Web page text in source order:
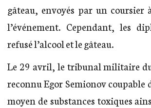
gâteau, envoyés par un coursier
l’événement. Cependant, les
refusé l’alcool et le gâteau.
Le 29 avril, le tribunal militaire
reconnu Egor Semionovcoupable
moyen de substances toxiques